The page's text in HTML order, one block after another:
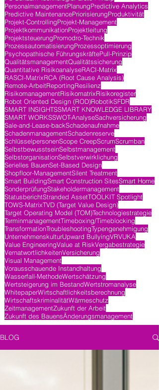
PersonalmanagementPlanungPredictive Analytics
Predictive MaintenancePriorisierungProduktivität
Projekt-ControllingProjekt-Management
ProjektkommunikationProjektleitung
ProjektsteuerungPromodro-Technik
ProzessautomatisierungProzessoptimierung
Psychopathische FührungskräftePull-Prinzip
QualitätsmanagementQualitätssicherung
Quantitative RisikoanalyseRACI-Matrix
RASCI-MatrixRCA (Root Cause Analysis)
Remote-ArbeitReportingResilienz
RisikomanagementRisikomatrixRisikoregister
Robot Oriented Design (ROD)RobotikSFDR
SMART INSIGHTSSMART KNOWLEDGE LIBRARY
SMART WORKSSWOT-AnalyseSachversicherung
Sale-and-Lease-backSchadenaufnahme
SchadenmanagementSchadenreserve
SchlüsselpersonenScope CreepScrumScrumban
SelbstbewusstseinSelbstmanagement
SelbstorganisationSelbstverwirklichung
Serielles BauenSet-Based Design
Shopfloor-ManagementSilent Treatment
Smart BuildingSmart Construction SitesSmart Home
SonderprüfungStakeholdermanagement
StatusberichtStranded AssetTOOLKIT Spotlight
TOWS-MatrixTVD (Target Value Design)
Target Operating Model (TOM)Technologiestrategie
TerminmanagementTimeboxing/Timeblocking
TransformationTroubleshootingTypengenehmigung
UnternehmenskulturUpward BullyingVRVUKA
Value EngineeringValue at RiskVergabestrategie
VernatwortlichkeitenVersicherung
Visual Management
Vorausschauende Instandhaltung
Wasserfall-MethodeWertschätzung
Wertsteigerung im BestandWertstromanalyse
WhitepaperWirtschaftlichkeitsberechnung
WirtschaftskriminalitätWärmeschutz
ZeitmanagementZukunft der Arbeit
Zukunft des BauensÄnderungsmanagement
BLOG